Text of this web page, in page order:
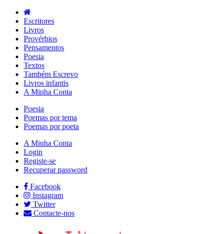
Escritores
Livros
Provérbios
Pensamentos
Poesia
Textos
Também Escrevo
Livros infantis
A Minha Conta
Poesia
Poemas por tema
Poemas por poeta
A Minha Conta
Login
Registe-se
Recuperar password
Facebook
Instagram
Twitter
Contacte-nos